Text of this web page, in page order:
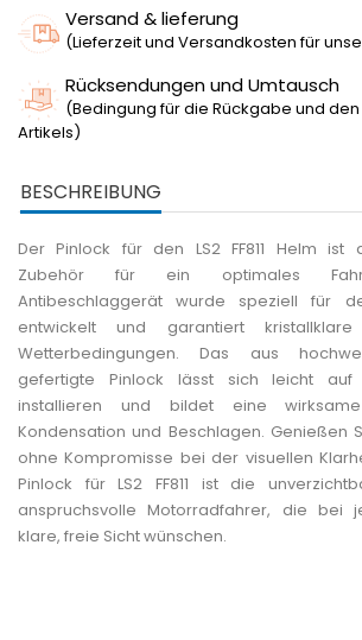
Versand & lieferung
(Lieferzeit und Versandkosten für
Rücksendungen und Umtausch
(Bedingung für die Rückgabe und den
Artikels)
BESCHREIBUNG
Der Pinlock für den LS2 FF811 Helm ist
Zubehör für ein optimales
Antibeschlaggerät wurde speziell für
entwickelt und garantiert
Wetterbedingungen. Das aus
gefertigte Pinlock lässt sich leicht auf
installieren und bildet eine
Kondensation und Beschlagen. Genießen
ohne Kompromisse bei der visuellen
Pinlock für LS2 FF811 ist die
anspruchsvolle Motorradfahrer, die bei
klare, freie Sicht wünschen.